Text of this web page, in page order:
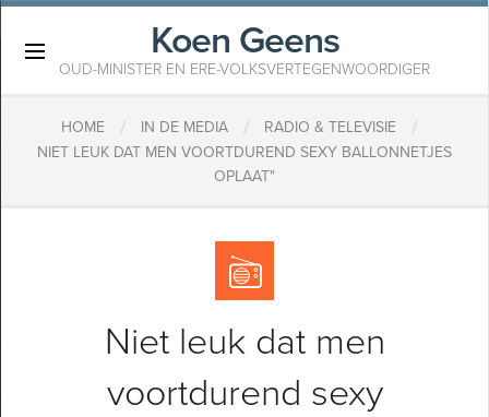
Koen Geens
OUD-MINISTER EN ERE-VOLKSVERTEGENWOORDIGER
HOME / IN DE MEDIA / RADIO & TELEVISIE /
NIET LEUK DAT MEN VOORTDUREND SEXY BALLONNETJES
OPLAAT"
Niet leuk dat men
voortdurend sexy